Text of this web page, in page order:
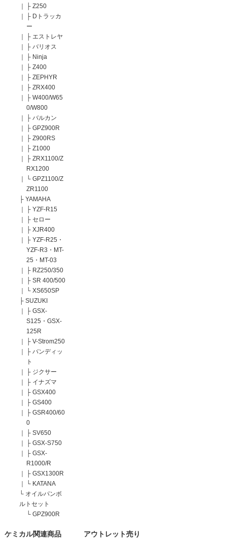
｜
├ Z250
｜
├ Dトラッカ
ー
｜
├ エストレヤ
｜
├ バリオス
｜
├ Ninja
｜
├ Z400
｜
├ ZEPHYR
｜
├ ZRX400
｜
├ W400/W65
0/W800
｜
├ バルカン
｜
├ GPZ900R
｜
├ Z900RS
｜
├ Z1000
｜
├ ZRX1100/Z
RX1200
｜
└ GPZ1100/Z
ZR1100
├ YAMAHA
｜
├ YZF-R15
｜
├ セロー
｜
├ XJR400
｜
├ YZF-R25・
YZF-R3・MT-
25・MT-03
｜
├ RZ250/350
｜
├ SR 400/500
｜
└ XS650SP
├ SUZUKI
｜
├ GSX-
S125・GSX-
125R
｜
├ V-Strom250
｜
├ バンディッ
ト
｜
├ ジクサー
｜
├ イナズマ
｜
├ GSX400
｜
├ GS400
｜
├ GSR400/60
0
｜
├ SV650
｜
├ GSX-S750
｜
├ GSX-
R1000/R
｜
├ GSX1300R
｜
└ KATANA
└ オイルパンボ
ルトセット
└ GPZ900R
ケミカル関連商品 アウトレット売り